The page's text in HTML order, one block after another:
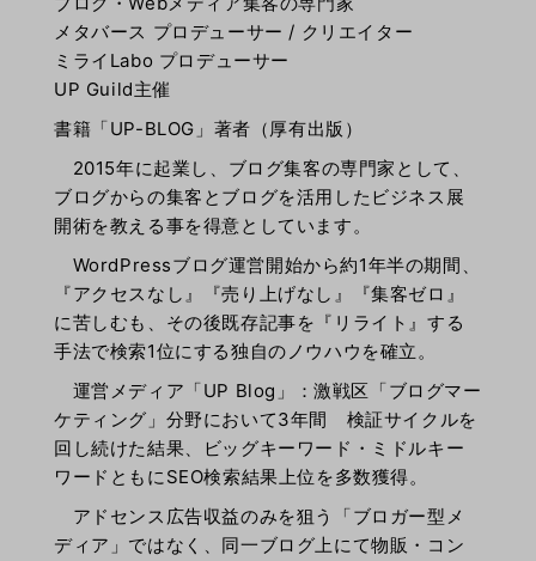
メタバース プロデューサー / クリエイター
ミライLabo プロデューサー
UP Guild主催
書籍「UP-BLOG」著者（厚有出版）
2015年に起業し、ブログ集客の専門家として、
ブログからの集客とブログを活用したビジネス展
開術を教える事を得意としています。
WordPressブログ運営開始から約1年半の期間、
『アクセスなし』『売り上げなし』『集客ゼロ』
に苦しむも、その後既存記事を『リライト』する
手法で検索1位にする独自のノウハウを確立。
運営メディア「UP Blog」：激戦区「ブログマー
ケティング」分野において3年間 検証サイクルを
回し続けた結果、ビッグキーワード・ミドルキー
ワードともにSEO検索結果上位を多数獲得。
アドセンス広告収益のみを狙う「ブロガー型メ
ディア」ではなく、同一ブログ上にて物販・コン